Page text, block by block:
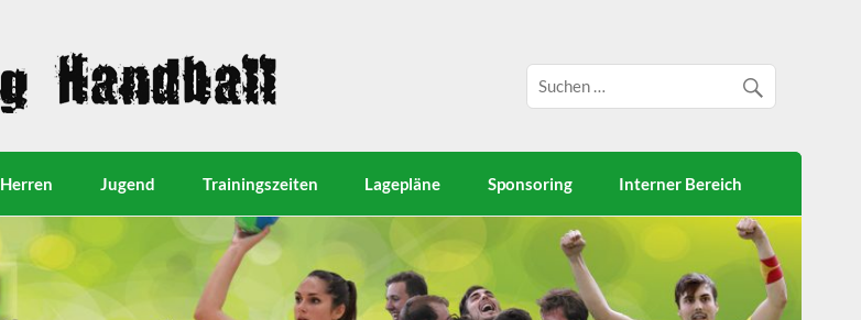
Herren Jugend Trainingszeiten Lagepläne Sponsoring Interner Bereich